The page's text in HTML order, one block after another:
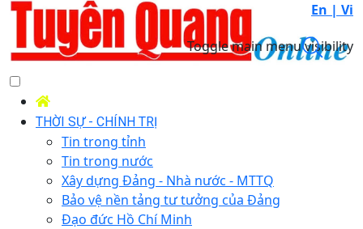
En | Vi
Toggle main menu visibility
THỜI SỰ - CHÍNH TRỊ
Tin trong tỉnh
Tin trong nước
Xây dựng Đảng - Nhà nước - MTTQ
Bảo vệ nền tảng tư tưởng của Đảng
Đạo đức Hồ Chí Minh